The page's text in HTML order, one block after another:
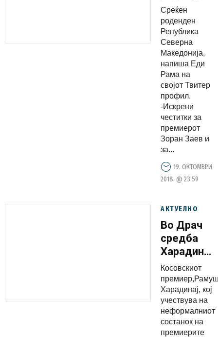
Република
Северна
Среќен
роденден
Република
Северна
Македонија,
напиша Еди
Рама на
својот Твитер
профил.
-Искрени
честитки за
премиерот
Зоран Заев и
за...
19. ОКТОМВРИ
2018. @ 23:59
АКТУЕЛНО
Во Драч
средба
Харадинај,
Хан и
Рама:
Косово
има
граници,
нема
Косовскиот
Харадинај, кој
учествува на
неформалниот
состанок на
премиерите